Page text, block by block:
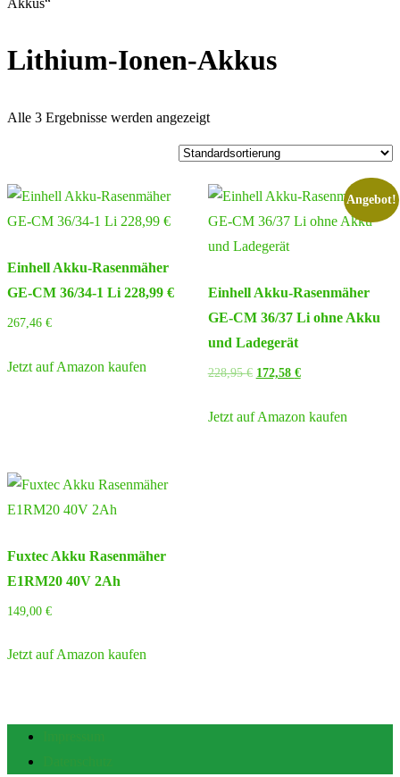
Akkus“
Lithium-Ionen-Akkus
Alle 3 Ergebnisse werden angezeigt
Einhell Akku-Rasenmäher
GE-CM 36/34-1 Li 228,99 €
267,46 €
Jetzt auf Amazon kaufen
Angebot!
Einhell Akku-Rasenmäher
GE-CM 36/37 Li ohne Akku
und Ladegerät
228,95€ Ursprünglicher
war:
172,58 €Aktueller
ist:
Jetzt auf Amazon kaufen
Fuxtec Akku Rasenmäher
E1RM20 40V 2Ah
149,00 €
Jetzt auf Amazon kaufen